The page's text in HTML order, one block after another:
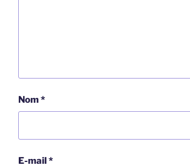
Nom*
E-mail*